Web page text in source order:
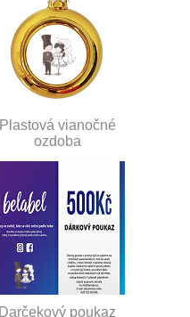
Plastová vianočné
ozdoba
Darčekový poukaz